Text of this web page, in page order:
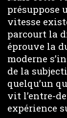
présuppose
vitesse
parcourt la
éprouve la
moderne
de la
quelqu’un
vit l’entre-
expérience